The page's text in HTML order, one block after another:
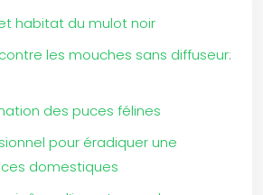
habitat du mulot noir
les mouches sans diffuseur:
des puces félines
pour éradiquer une
domestiques